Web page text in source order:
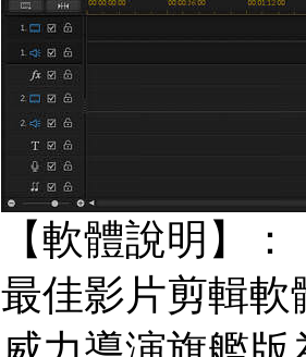
【軟體說明】：
最佳影片剪輯軟